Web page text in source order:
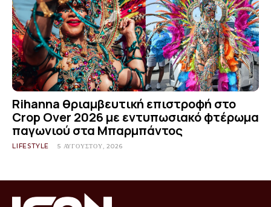
Rihanna θριαμβευτική επιστροφή στο
Crop Over 2026 με εντυπωσιακό φτέρωμα
παγωνιού στα Μπαρμπάντος
LIFESTYLE 5 ΑΥΓΟΎΣΤΟΥ, 2026